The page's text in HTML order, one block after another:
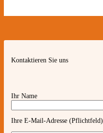
Kontaktieren Sie uns
Ihr Name
Ihre E-Mail-Adresse (Pflichtfeld)